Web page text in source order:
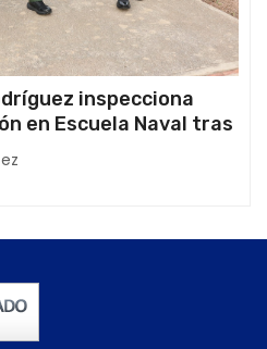
inspecciona
en Escuela Naval tras
en La Guaira